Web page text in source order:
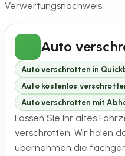
Verwertungsnachweis.
Auto
Auto verschrotten in
Auto kostenlos
Auto verschrotten mit
Lassen Sie Ihr altes
verschrotten. Wir holen
übernehmen die